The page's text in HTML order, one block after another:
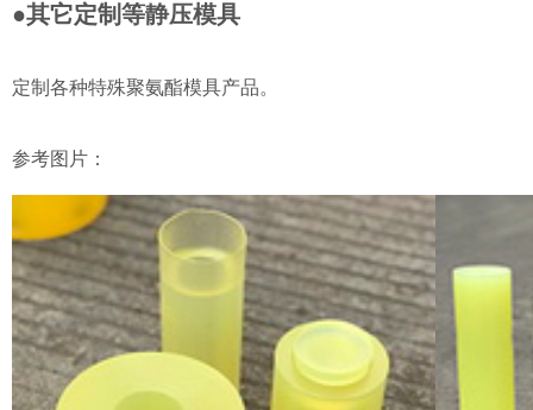
●其它定制等静压模具
定制各种特殊聚氨酯模具产品。
参考图片：